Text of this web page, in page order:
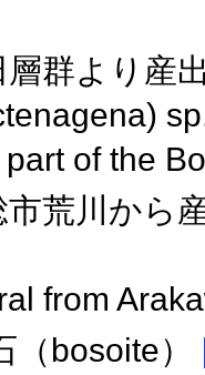
層群より産
of the
市荒川から
from
（bosoite）